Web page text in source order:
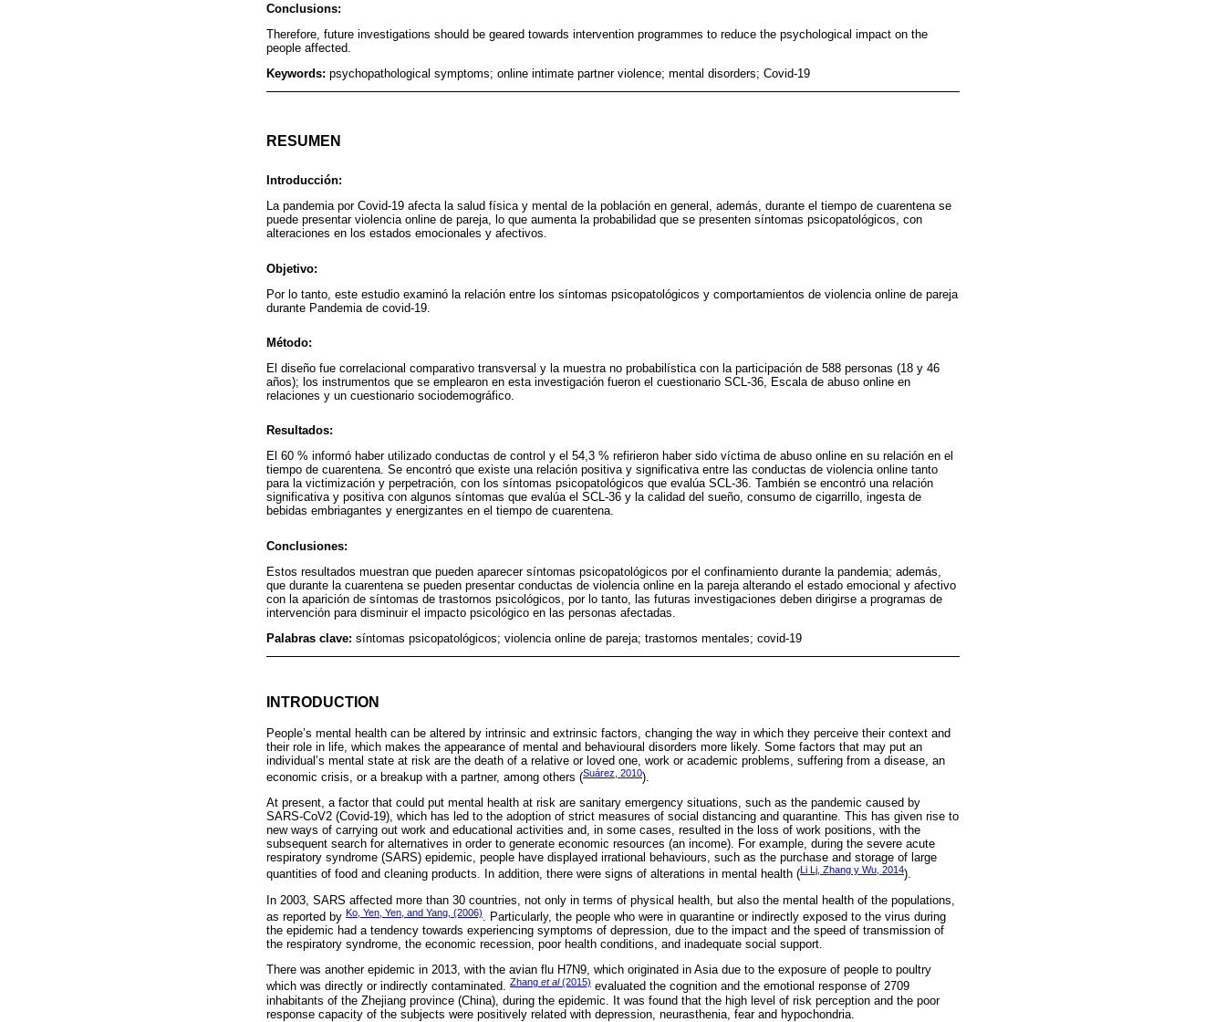
Conclusions:
Therefore, future investigations should be geared towards intervention programmes to reduce the psychological impact on the
people affected.
Keywords: psychopathological symptoms; online intimate partner violence; mental disorders; Covid-19
RESUMEN
Introducción:
La pandemia por Covid-19 afecta la salud física y mental de la población en general, además, durante el tiempo de cuarentena se
puede presentar violencia online de pareja, lo que aumenta la probabilidad que se presenten síntomas psicopatológicos, con
alteraciones en los estados emocionales y afectivos.
Objetivo:
Por lo tanto, este estudio examinó la relación entre los síntomas psicopatológicos y comportamientos de violencia online de pareja
durante Pandemia de covid-19.
Método:
El diseño fue correlacional comparativo transversal y la muestra no probabilística con la participación de 588 personas (18 y 46
años); los instrumentos que se emplearon en esta investigación fueron el cuestionario SCL-36, Escala de abuso online en
relaciones y un cuestionario sociodemográfico.
Resultados:
El 60 % informó haber utilizado conductas de control y el 54,3 % refirieron haber sido víctima de abuso online en su relación en el
tiempo de cuarentena. Se encontró que existe una relación positiva y significativa entre las conductas de violencia online tanto
para la victimización y perpetración, con los síntomas psicopatológicos que evalúa SCL-36. También se encontró una relación
significativa y positiva con algunos síntomas que evalúa el SCL-36 y la calidad del sueño, consumo de cigarrillo, ingesta de
bebidas embriagantes y energizantes en el tiempo de cuarentena.
Conclusiones:
Estos resultados muestran que pueden aparecer síntomas psicopatológicos por el confinamiento durante la pandemia; además,
que durante la cuarentena se pueden presentar conductas de violencia online en la pareja alterando el estado emocional y afectivo
con la aparición de síntomas de trastornos psicológicos, por lo tanto, las futuras investigaciones deben dirigirse a programas de
intervención para disminuir el impacto psicológico en las personas afectadas.
Palabras clave: síntomas psicopatológicos; violencia online de pareja; trastornos mentales; covid-19
INTRODUCTION
People’s mental health can be altered by intrinsic and extrinsic factors, changing the way in which they perceive their context and
their role in life, which makes the appearance of mental and behavioural disorders more likely. Some factors that may put an
individual’s mental state at risk are the death of a relative or loved one, work or academic problems, suffering from a disease, an
economic crisis, or a breakup with a partner, among others (Suárez, 2010).
At present, a factor that could put mental health at risk are sanitary emergency situations, such as the pandemic caused by
SARS-CoV2 (Covid-19), which has led to the adoption of strict measures of social distancing and quarantine. This has given rise to
new ways of carrying out work and educational activities and, in some cases, resulted in the loss of work positions, with the
subsequent search for alternatives in order to generate economic resources (an income). For example, during the severe acute
respiratory syndrome (SARS) epidemic, people have displayed irrational behaviours, such as the purchase and storage of large
quantities of food and cleaning products. In addition, there were signs of alterations in mental health ( Li Lj, Zhang y Wu, 2014).
In 2003, SARS affected more than 30 countries, not only in terms of physical health, but also the mental health of the populations,
as reported by Ko, Yen, Yen, and Yang, (2006). Particularly, the people who were in quarantine or indirectly exposed to the virus during
the epidemic had a tendency towards experiencing symptoms of depression, due to the impact and the speed of transmission of
the respiratory syndrome, the economic recession, poor health conditions, and inadequate social support.
There was another epidemic in 2013, with the avian flu H7N9, which originated in Asia due to the exposure of people to poultry
which was directly or indirectly contaminated. Zhang et al(2015) evaluated the cognition and the emotional response of 2709
inhabitants of the Zhejiang province (China), during the epidemic. It was found that the high level of risk perception and the poor
response capacity of the subjects were positively related with depression, neurasthenia, fear and hypochondria.